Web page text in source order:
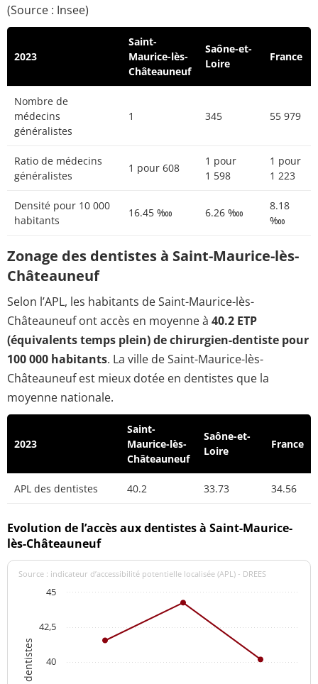
(Source : Insee)
2023
Saint-
Maurice-lès-
Châteauneuf
Saône-et-
Loire
France
Nombre de
médecins
généralistes
1 345 55 979
Ratio de médecins
généralistes
1 pour 608
1 pour
1 598
1 pour
1 223
Densité pour 10 000
habitants
16.45 ‱ 6.26 ‱
8.18
‱
Zonage des dentistes à Saint-Maurice-lès-
Châteauneuf
Selon l’APL, les habitants de Saint-Maurice-lès-
Châteauneuf ont accès en moyenne à 40.2 ETP
(équivalents temps plein) de chirurgien-dentiste pour
100 000 habitants. La ville de Saint-Maurice-lès-
Châteauneuf est mieux dotée en dentistes que la
moyenne nationale.
2023
Saint-
Maurice-lès-
Châteauneuf
Saône-et-
Loire
France
APL des dentistes 40.2 33.73 34.56
Evolution de l’accès aux dentistes à Saint-Maurice-
lès-Châteauneuf
Source : indicateur d’accessibilité potentielle localisée (APL) - DREES
40
42,5
45